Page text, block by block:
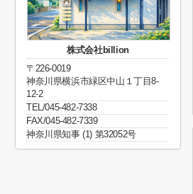
株式会社billion
〒226-0019
神奈川県横浜市緑区中山１丁目8-
12-2
TEL/045-482-7338
FAX/045-482-7339
神奈川県知事 (1) 第32052号